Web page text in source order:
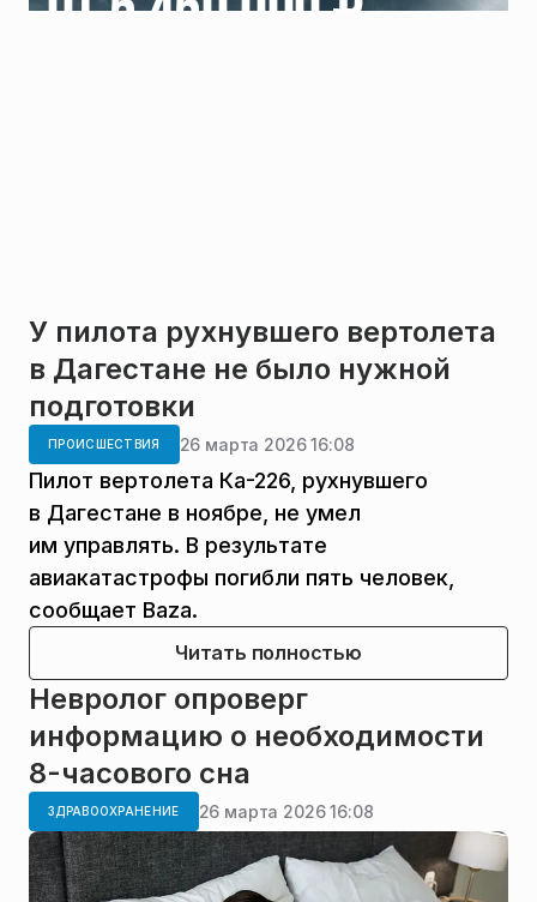
У пилота рухнувшего вертолета
в Дагестане не было нужной
подготовки
ПРОИСШЕСТВИЯ 26 марта 2026 16:08
Пилот вертолета Ка-226, рухнувшего
в Дагестане в ноябре, не умел
им управлять. В результате
авиакатастрофы погибли пять человек,
сообщает Baza.
Читать полностью
Невролог опроверг
информацию о необходимости
8-часового сна
ЗДРАВООХРАНЕНИЕ 26 марта 2026 16:08